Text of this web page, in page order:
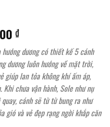
₫.
₫Giá
hiện
tại
là:
12.631.000 ₫.
dương có thiết kế 5 cánh
dương luôn hướng về mặt trời,
giúp lan tỏa không khí ấm áp,
chưa vận hành, Sole như nụ
cánh sẽ từ từ bung ra như
gió và vẻ đẹp rạng ngời khắp căn